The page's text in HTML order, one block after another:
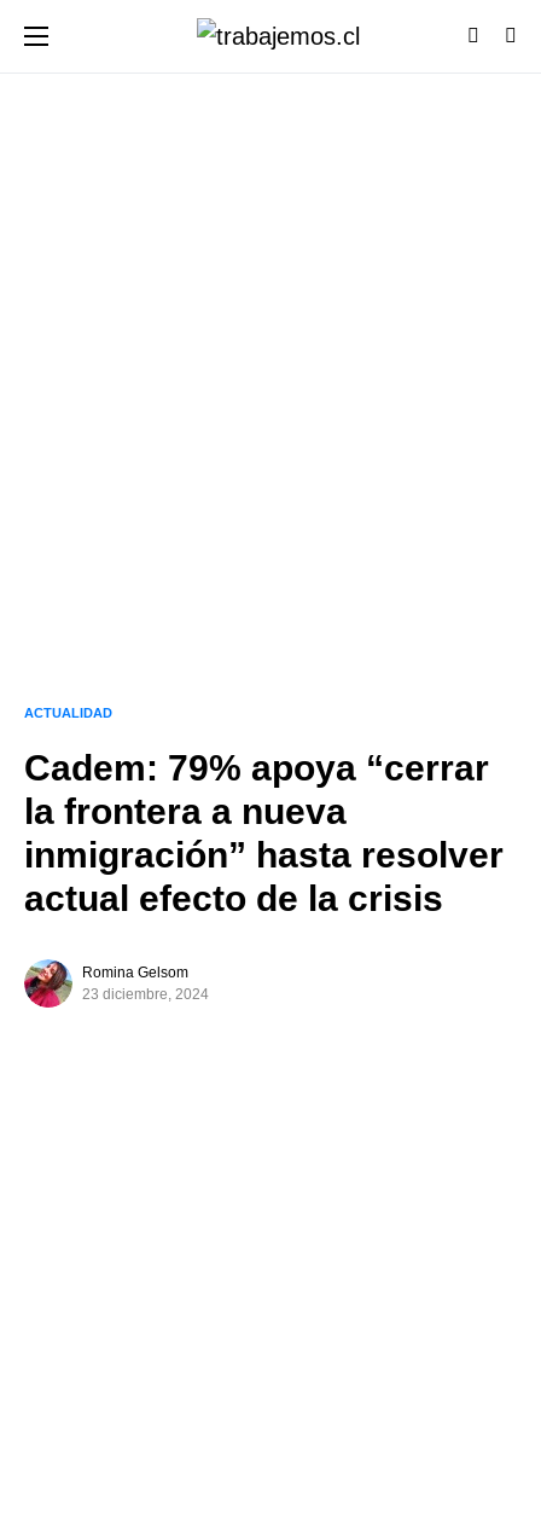
ACTUALIDAD
Cadem: 79% apoya “cerrar
la frontera a nueva
inmigración” hasta resolver
actual efecto de la crisis
Romina Gelsom
23 diciembre, 2024